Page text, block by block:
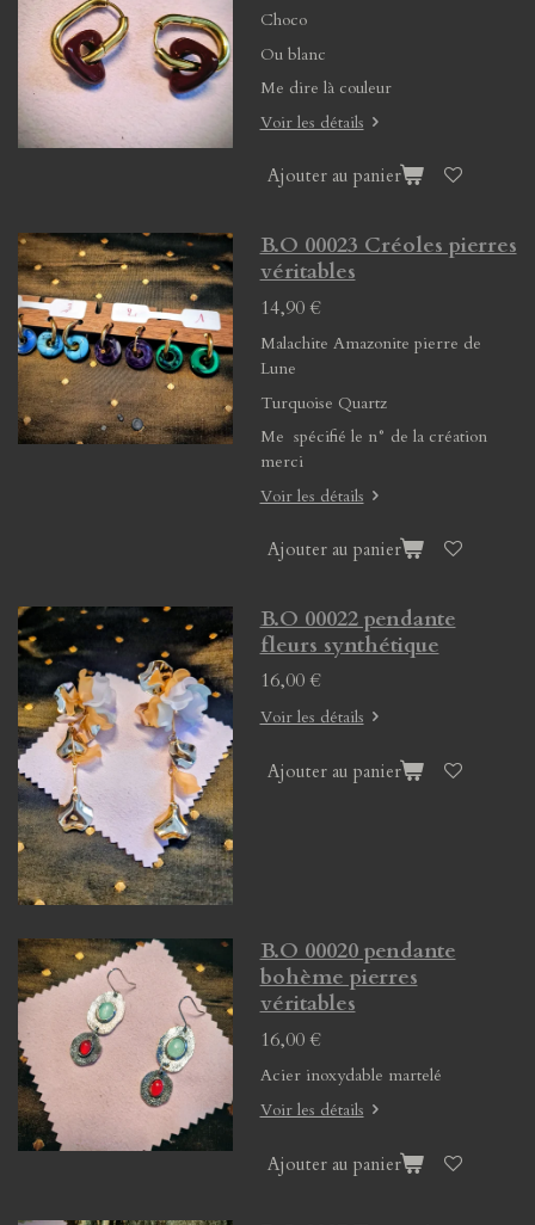
Choco
Ou blanc
Me dire là couleur
Voir les détails
Ajouter au panier
B.O 00023 Créoles pierres
véritables
14,90 €
Malachite Amazonite pierre de
Lune
Turquoise Quartz
Me spécifié le n° de la création
merci
Voir les détails
Ajouter au panier
B.O 00022 pendante
fleurs synthétique
16,00 €
Voir les détails
Ajouter au panier
B.O 00020 pendante
bohème pierres
véritables
16,00 €
Acier inoxydable martelé
Voir les détails
Ajouter au panier